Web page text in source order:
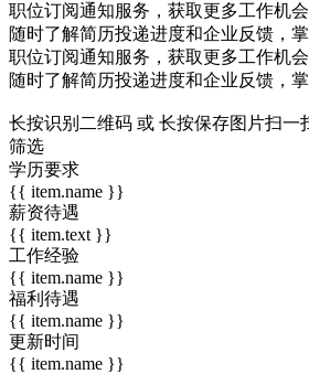
职位订阅通知服务，获取更多工作机会
随时了解简历投递进度和企业反馈，
职位订阅通知服务，获取更多工作机会
随时了解简历投递进度和企业反馈，
长按识别二维码 或 长按保存图片扫一
筛选
学历要求
{{ item.name }}
薪资待遇
{{ item.text }}
工作经验
{{ item.name }}
福利待遇
{{ item.name }}
更新时间
{{ item.name }}